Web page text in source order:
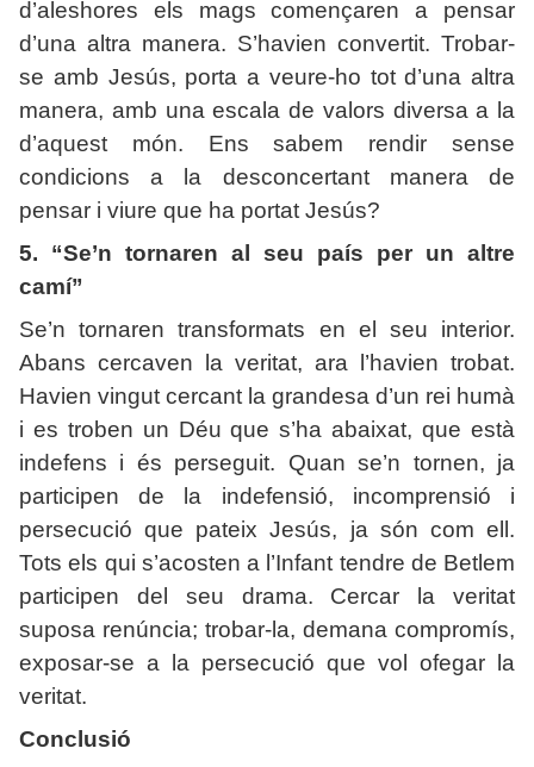
d’aleshores els mags començaren a pensar
d’una altra manera. S’havien convertit. Trobar-
se amb Jesús, porta a veure-ho tot d’una altra
manera, amb una escala de valors diversa a la
d’aquest món. Ens sabem rendir sense
condicions a la desconcertant manera de
pensar i viure que ha portat Jesús?
5. “Se’n tornaren al seu país per un altre
camí”
Se’n tornaren transformats en el seu interior.
Abans cercaven la veritat, ara l’havien trobat.
Havien vingut cercant la grandesa d’un rei humà
i es troben un Déu que s’ha abaixat, que està
indefens i és perseguit. Quan se’n tornen, ja
participen de la indefensió, incomprensió i
persecució que pateix Jesús, ja són com ell.
Tots els qui s’acosten a l’Infant tendre de Betlem
participen del seu drama. Cercar la veritat
suposa renúncia; trobar-la, demana compromís,
exposar-se a la persecució que vol ofegar la
veritat.
Conclusió